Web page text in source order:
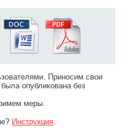
Приносим свои
опубликована без
меры.
Инструкция.